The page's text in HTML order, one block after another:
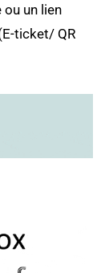
ou un lien
ticket/ QR